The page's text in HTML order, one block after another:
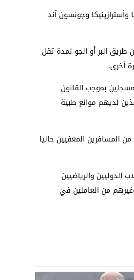
وجونسون آند
عن طريق البر أو الجو لمدة تقل
بموجب القانون
دون سن 12 عاما، والأفراد الذين لديهم موانع طبية
معينة من المسافرين المعفيين حاليا
الدوليين والرياضيين
من العاملين في